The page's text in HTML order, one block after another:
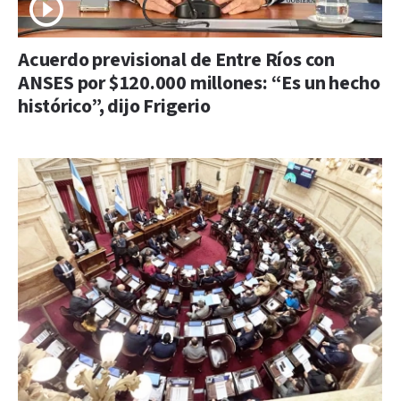
Acuerdo previsional de Entre Ríos con
ANSES por $120.000 millones: “Es un hecho
histórico”, dijo Frigerio